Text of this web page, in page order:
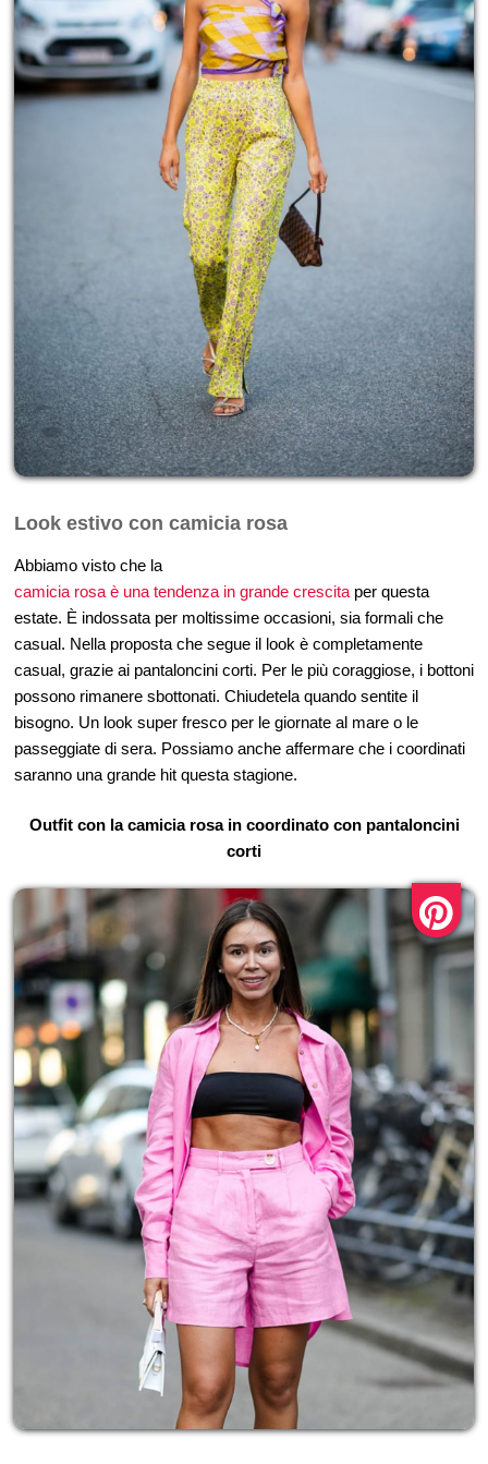
Look estivo con camicia rosa
Abbiamo visto che la
camicia rosa è una tendenza in grande crescita per questa
estate. È indossata per moltissime occasioni, sia formali che
casual. Nella proposta che segue il look è completamente
casual, grazie ai pantaloncini corti. Per le più coraggiose, i bottoni
possono rimanere sbottonati. Chiudetela quando sentite il
bisogno. Un look super fresco per le giornate al mare o le
passeggiate di sera. Possiamo anche affermare che i coordinati
saranno una grande hit questa stagione.
Outfit con la camicia rosa in coordinato con pantaloncini
corti